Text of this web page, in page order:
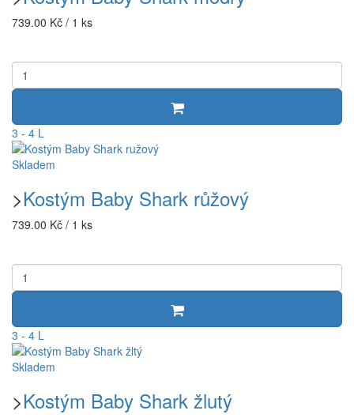
739.00 Kč / 1 ks
3 - 4 L
Skladem
>Kostým Baby Shark růžový
739.00 Kč / 1 ks
3 - 4 L
Skladem
>Kostým Baby Shark žlutý